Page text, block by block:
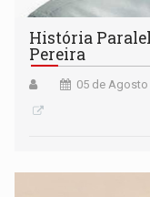
História
Pereira
05 de Agosto